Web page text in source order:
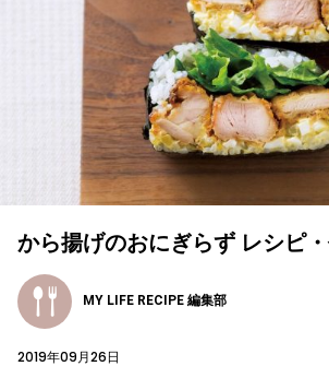
から揚げのおにぎらず レシピ
MY LIFE RECIPE 編集部
2019年09月26日